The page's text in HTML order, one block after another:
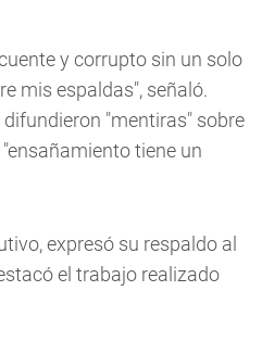
y corrupto sin un solo
mis espaldas", señaló.
"mentiras" sobre
tiene un
expresó su respaldo al
el trabajo realizado